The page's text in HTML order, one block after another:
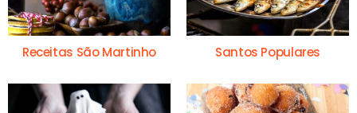
Receitas São Martinho Santos Populares